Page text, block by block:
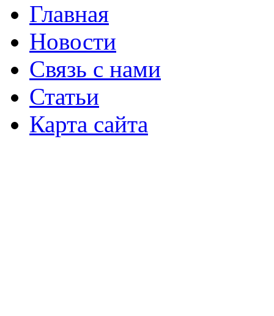
Главная
Новости
Связь с нами
Статьи
Карта сайта